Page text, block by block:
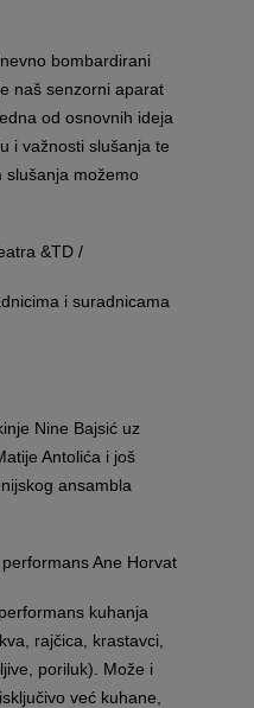
bombardirani
naš senzorni aparat
od osnovnih ideja
i važnosti slušanja te
slušanja možemo
&TD /
i suradnicama
Nine Bajsić uz
Antolića i još
ansambla
Ane Horvat
kuhanja
rajčica, krastavci,
poriluk). Može i
već kuhane,